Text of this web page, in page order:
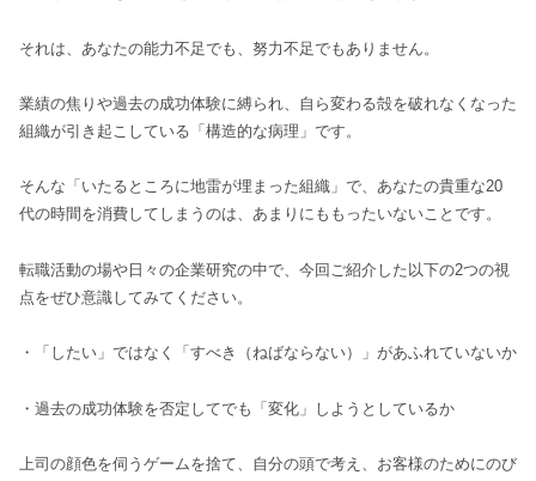
それは、あなたの能力不足でも、努力不足でもありません。
業績の焦りや過去の成功体験に縛られ、自ら変わる殻を破れなくなった
組織が引き起こしている「構造的な病理」です。
そんな「いたるところに地雷が埋まった組織」で、あなたの貴重な20
代の時間を消費してしまうのは、あまりにももったいないことです。
転職活動の場や日々の企業研究の中で、今回ご紹介した以下の2つの視
点をぜひ意識してみてください。
・「したい」ではなく「すべき（ねばならない）」があふれていないか
・過去の成功体験を否定してでも「変化」しようとしているか
上司の顔色を伺うゲームを捨て、自分の頭で考え、お客様のためにのび